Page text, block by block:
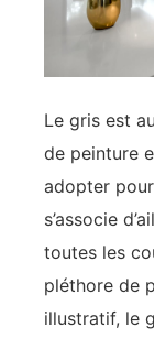
Le gris est
de peinture
adopter
s’associe
toutes les
pléthore de
illustratif, le